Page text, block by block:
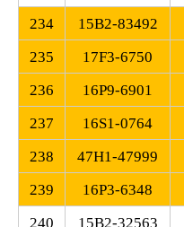
234
15B2-83492
235
17F3-6750
236
16P9-6901
237
16S1-0764
238
47H1-47999
239
16P3-6348
240
15B2-32563